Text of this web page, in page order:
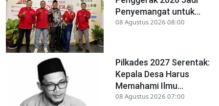
Penyemangat untuk...
08 Agustus 2026 08:00
Pilkades 2027 Serentak:
Kepala Desa Harus
Memahami Ilmu...
08 Agustus 2026 07:00